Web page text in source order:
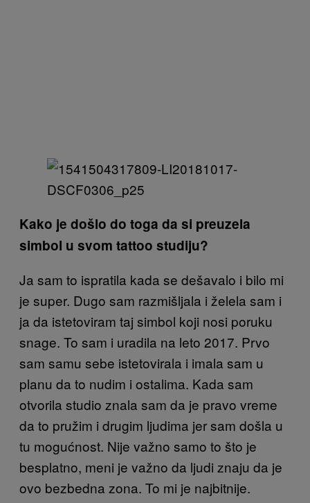
Kako je došlo do toga da si preuzela
simbol u svom tattoo studiju?
Ja sam to ispratila kada se dešavalo i bilo mi
je super. Dugo sam razmišljala i želela sam i
ja da istetoviram taj simbol koji nosi poruku
snage. To sam i uradila na leto 2017. Prvo
sam samu sebe istetovirala i imala sam u
planu da to nudim i ostalima. Kada sam
otvorila studio znala sam da je pravo vreme
da to pružim i drugim ljudima jer sam došla u
tu mogućnost. Nije važno samo to što je
besplatno, meni je važno da ljudi znaju da je
ovo bezbedna zona. To mi je najbitnije.